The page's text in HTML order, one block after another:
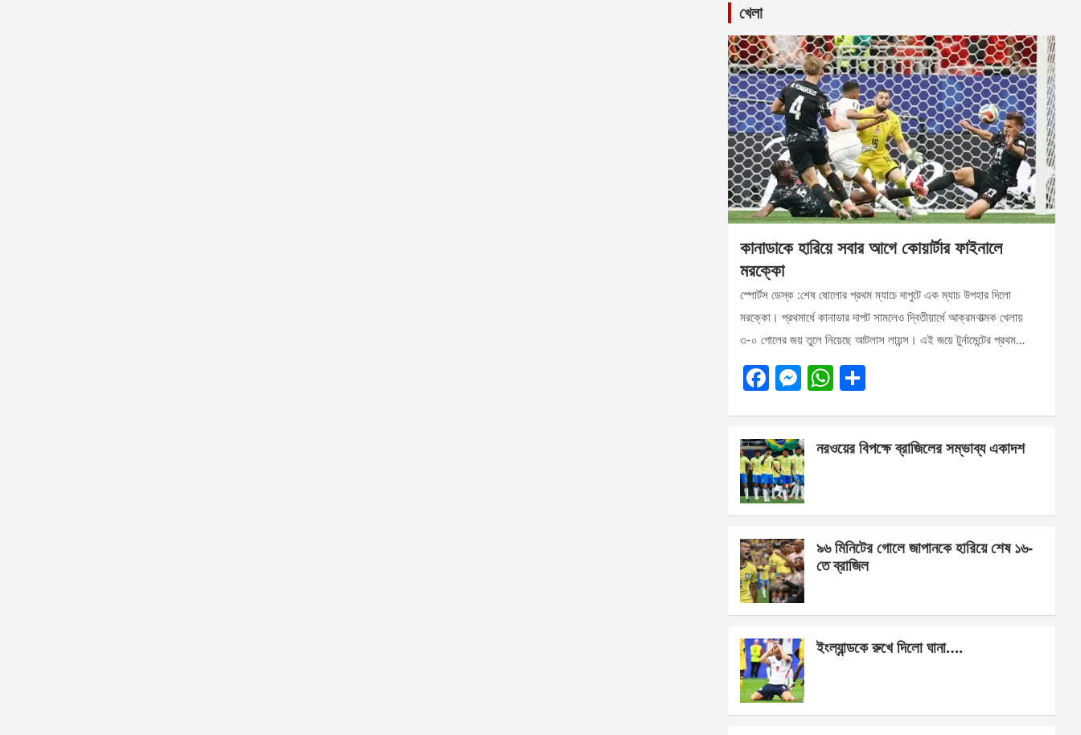
খেলা
কানাডাকে হারিয়ে সবার আগে কোয়ার্টার ফাইনালে
মরক্কো
স্পোর্টস ডেস্ক :শেষ ষোলোর প্রথম ম্যাচে দাপুটে এক ম্যাচ উপহার দিলো
মরক্কো। প্রথমার্ধে কানাডার দাপট সামলেও দ্বিতীয়ার্ধে আক্রমণাত্মক খেলায়
৩-০ গোলের জয় তুলে নিয়েছে আটলাস লায়ন্স। এই জয়ে টুর্নামেন্টের প্রথম…
F
b
o
o
k
M
n
g
er
W
s
e
নরওয়ের বিপক্ষে ব্রাজিলের সম্ভাব্য একাদশ
৯৬ মিনিটের গোলে জাপানকে হারিয়ে শেষ ১৬-
তে ব্রাজিল
ইংল্যান্ডকে রুখে দিলো ঘানা….